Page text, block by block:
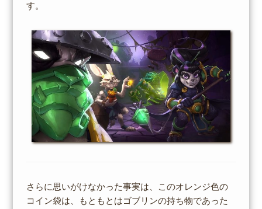
す。
さらに思いがけなかった事実は、このオレンジ色の
コイン袋は、もともとはゴブリンの持ち物であった